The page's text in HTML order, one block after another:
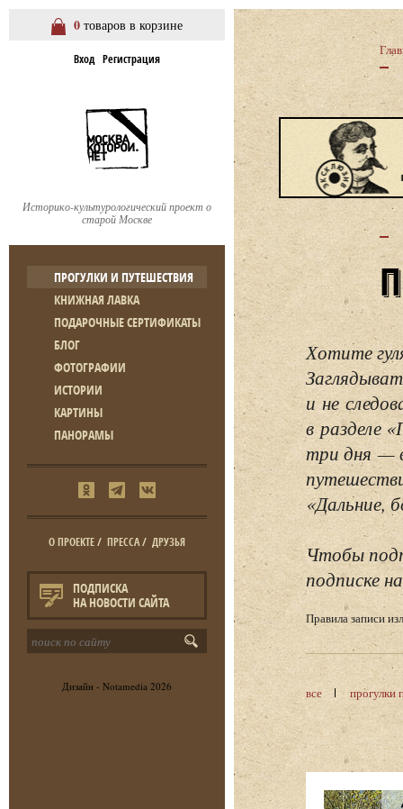
0 товаров в корзине
Вход Регистрация
Историко-культурологический проект о
старой Москве
ПРОГУЛКИ И ПУТЕШЕСТВИЯ
КНИЖНАЯ ЛАВКА
ПОДАРОЧНЫЕ СЕРТИФИКАТЫ
БЛОГ
ФОТОГРАФИИ
ИСТОРИИ
КАРТИНЫ
ПАНОРАМЫ
О ПРОЕКТЕ/ ПРЕССА/ ДРУЗЬЯ
ПОДПИСКА
НА НОВОСТИ САЙТА
Дизайн - Notamedia 2026
Хотите
и не
в разделе
три дня —
«Дальние,
Чтобы
подписке
Правила записи
все прогулки